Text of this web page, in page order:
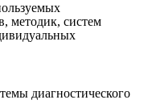
методик, систем
диагностического